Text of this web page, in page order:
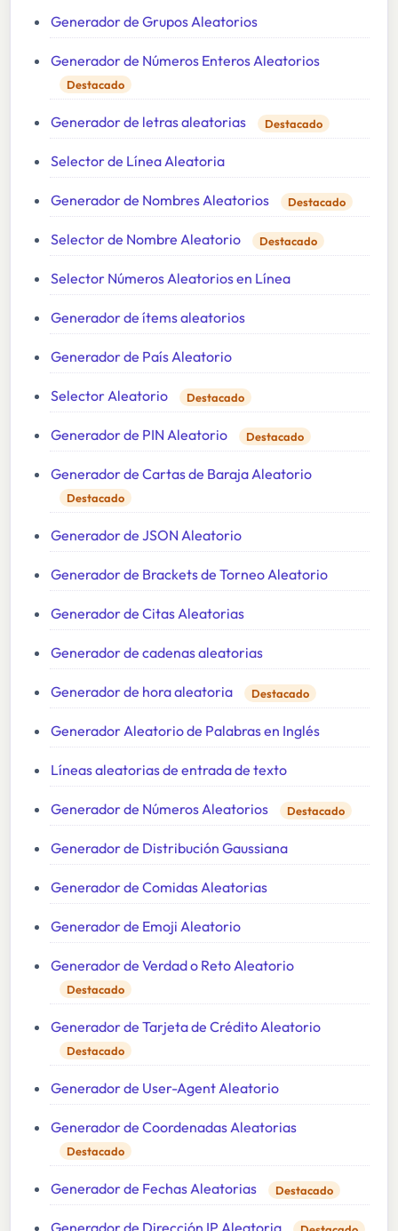
Generador de Grupos Aleatorios
Generador de Números Enteros Aleatorios
Destacado
Generador de letras aleatorias Destacado
Selector de Línea Aleatoria
Generador de Nombres Aleatorios Destacado
Selector de Nombre Aleatorio Destacado
Selector Números Aleatorios en Línea
Generador de ítems aleatorios
Generador de País Aleatorio
Selector Aleatorio Destacado
Generador de PIN Aleatorio Destacado
Generador de Cartas de Baraja Aleatorio
Destacado
Generador de JSON Aleatorio
Generador de Brackets de Torneo Aleatorio
Generador de Citas Aleatorias
Generador de cadenas aleatorias
Generador de hora aleatoria Destacado
Generador Aleatorio de Palabras en Inglés
Líneas aleatorias de entrada de texto
Generador de Números Aleatorios Destacado
Generador de Distribución Gaussiana
Generador de Comidas Aleatorias
Generador de Emoji Aleatorio
Generador de Verdad o Reto Aleatorio
Destacado
Generador de Tarjeta de Crédito Aleatorio
Destacado
Generador de User-Agent Aleatorio
Generador de Coordenadas Aleatorias
Destacado
Generador de Fechas Aleatorias Destacado
Generador de Dirección IP Aleatoria